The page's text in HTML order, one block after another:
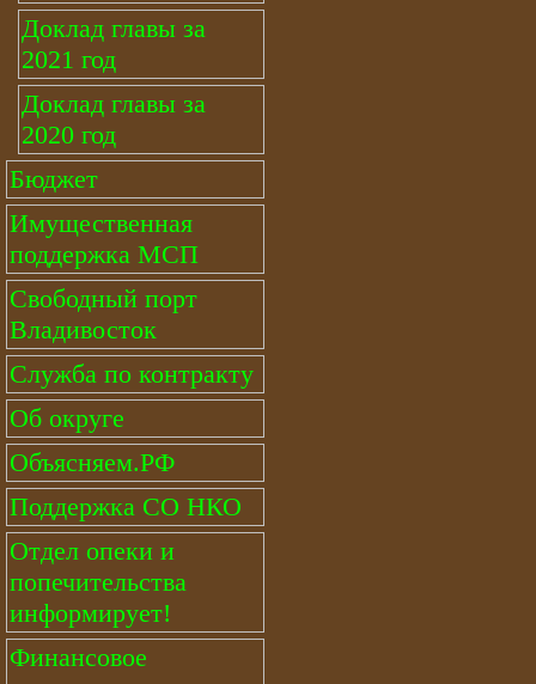
Доклад главы за
2021 год
Доклад главы за
2020 год
Бюджет
Имущественная
поддержка МСП
Свободный порт
Владивосток
Служба по контракту
Об округе
Объясняем.РФ
Поддержка СО НКО
Отдел опеки и
попечительства
информирует!
Финансовое